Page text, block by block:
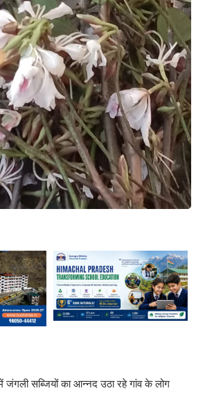
जंगली सब्जियों का आन्नद उठा रहे गांव के लोग